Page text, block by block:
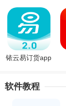
铱云易订货app
软件教程